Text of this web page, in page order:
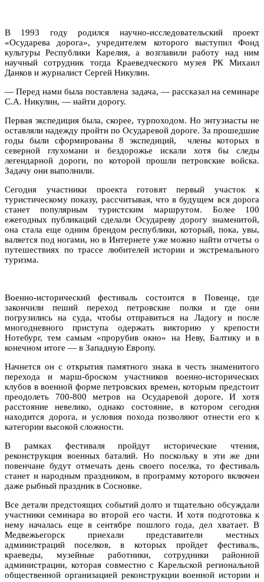
В 1993 году родился научно-исследовательский проект
«Осударева дорога», учредителем которого выступил Фонд
культуры Республики Карелия, а возглавили работу над ним
научный сотрудник тогда Краеведческого музея РК Михаил
Данков и журналист Сергей Никулин.
— Перед нами была поставлена задача, — рассказал на семинаре
С.А. Никулин, — найти дорогу.
Первая экспедиция была, скорее, турпоходом. Но энтузиасты не
оставляли надежду пройти по Осударевой дороге. За прошедшие
годы были сформированы 8 экспедиций, члены которых в
северной глухомани и бездорожье искали хотя бы следы
легендарной дороги, по которой прошли петровские войска.
Задачу они выполнили.
Сегодня участники проекта готовят первый участок к
туристическому показу, рассчитывая, что в будущем вся дорога
станет популярным туристским маршрутом. Более 100
ежегодных публикаций сделали Осудареву дорогу знаменитой,
она стала еще одним брендом республики, который, пока, увы,
валяется под ногами, но в Интернете уже можно найти отчеты о
путешествиях по трассе любителей истории и экстремального
туризма.
Военно-исторический фестиваль состоится в Повенце, где
закончили пеший переход петровские полки и где они
погрузились на суда, чтобы отправиться на Ладогу и после
многодневного приступа одержать викторию у крепости
Нотебург, тем самым «прорубив окно» на Неву, Балтику и в
конечном итоге — в Западную Европу.
Начнется он с открытия памятного знака в честь знаменитого
перехода и марш-броском участников военно-исторических
клубов в военной форме петровских времен, которым предстоит
преодолеть 700-800 метров на Осударевой дороге. И хотя
расстояние невелико, однако состояние, в котором сегодня
находится дорога, и условия похода позволяют отнести его к
категории высокой сложности.
В рамках фестиваля пройдут исторические чтения,
реконструкция военных баталий. Но поскольку в эти же дни
повенчане будут отмечать день своего поселка, то фестиваль
станет и народным праздником, в программу которого включен
даже рыбный праздник в Сосновке.
Все детали предстоящих событий долго и тщательно обсуждали
участники семинара во второй его части. И хотя подготовка к
нему началась еще в сентябре пошлого года, дел хватает. В
Медвежьегорск приехали представители местных
администраций поселков, в которых пройдет фестиваль,
краеведы, музейные работники, сотрудники районной
администрации, которая совместно с Карельской региональной
общественной организацией реконструкции военной истории и